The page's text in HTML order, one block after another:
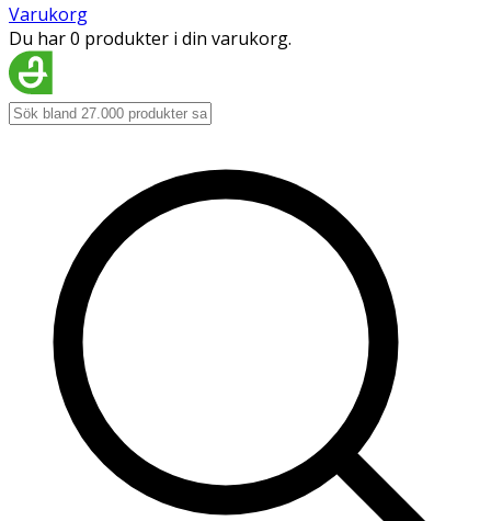
Varukorg
Du har 0 produkter i din varukorg.